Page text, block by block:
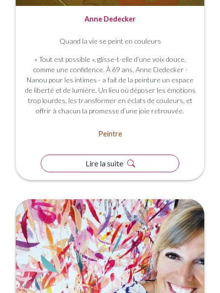
Anne Dedecker
Quand la vie se peint en couleurs
« Tout est possible », glisse-t-elle d’une voix douce,
comme une confidence. À 69 ans, Anne Dedecker -
Nanou pour les intimes - a fait de la peinture un espace
de liberté et de lumière. Un lieu où déposer les émotions
trop lourdes, les transformer en éclats de couleurs, et
offrir à chacun la promesse d’une joie retrouvée.
Peintre
Lire la suite